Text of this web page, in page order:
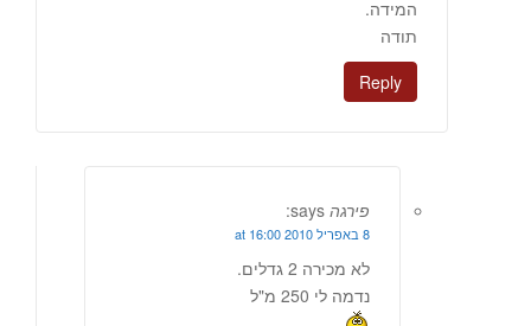
המידה.
תודה
Reply
פירגה says:
8 באפריל 2010 at 16:00
לא מכירה 2 גדלים.
נדמה לי 250 מ"ל